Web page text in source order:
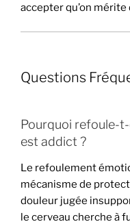
accepter qu’on mérite
Questions
Pourquoi refoule-
est addict ?
Le refoulement
mécanisme de
douleur jugée
le cerveau cherche à